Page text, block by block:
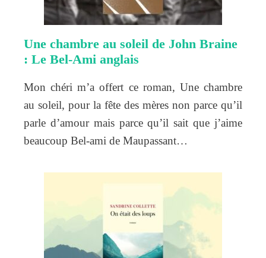
Une chambre au soleil de John Braine
: Le Bel-Ami anglais
Mon chéri m’a offert ce roman, Une chambre
au soleil, pour la fête des mères non parce qu’il
parle d’amour mais parce qu’il sait que j’aime
beaucoup Bel-ami de Maupassant…